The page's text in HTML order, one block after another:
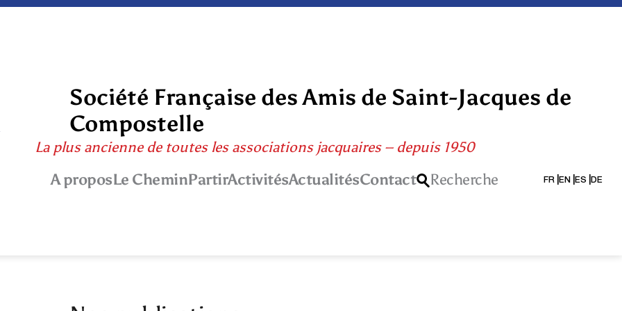
Société Française des Amis de Saint-Jacques de
Compostelle
La plus ancienne de toutes les associations jacquaires – depuis 1950
A proposLe CheminPartirActivitésActualitésContact Recherche FR EN ES DE